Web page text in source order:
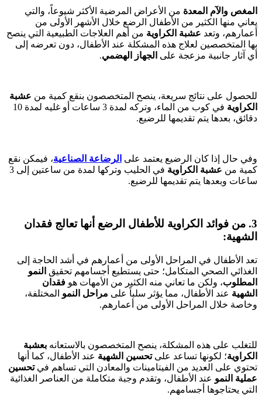
المغص والآم المعدة من الأعراض المرضية الأكثر شيوعاً، والتي
يعاني منها الكثير من الأطفال الرضع خلال الأشهر الأولى من
أعمارهم، وتعد عشبة الكراوية من أهم العلاجات الطبيعية التي ينصح
بها المتخصصين لعلاج هذه المشكلة عند الأطفال، دون تعرضه إلى
أي آثار جانبية مزعجة على الجهاز الهضمي.
للحصول على نتائج سريعة، ينصح المتخصصون بنقع كمية من عشبة
الكراوية
في كوب من الماء، وتركه لمدة 3 ساعات أو غليه لمدة 10
دقائق، بعدها يتم تقديمها للرضيع.
وفي حال إذا كان الرضيع يعتمد على الرضاعة الصناعية، فيمكن نقع
كمية من عشبة الكراوية
في الحليب وتركها لمدة من ساعتين إلى 3
ساعات وبعدها يتم تقديمها للرضيع.
3. من فوائد الكراوية للأطفال الرضع أنها تعالج فقدان
الشهية:
تعد الأطفال في المراحل الأولى من أعمارهم في أشد الحاجة إلى
الغذائي الصحي المتكامل؛ حتى يستطيع أجسامهم تحقيق النمو
المطلوب، ولكن ما تعاني منه الكثير من الأمهات هو فقدان
الشهية عند الأطفال، مما يؤثر سلباً على مراحل النمو المختلفة،
وخاصة خلال المراحل الأولى من أعمارهم.
للتغلب على هذه المشكلة، ينصح المتخصصون بالاستعانه بعشبة
الكراوية؛ لكونها تساعد علىتحسين الشهية عند الأطفال، كما أنها
تحتوي على العديد من الفيتامينات والمعادن التي تساهم فيتحسين
عملية النمو عند الأطفال، وتقدم وجبة متكاملة من العناصر الغذائية
التي يحتاجوها أجسامهم.